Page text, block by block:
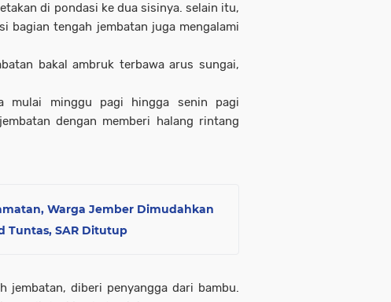
di pondasi ke dua sisinya. selain itu,
bagian tengah jembatan juga mengalami
bakal ambruk terbawa arus sungai,
mulai minggu pagi hingga senin pagi
dengan memberi halang rintang
Warga Jember Dimudahkan
Tuntas, SAR Ditutup
jembatan, diberi penyangga dari bambu.